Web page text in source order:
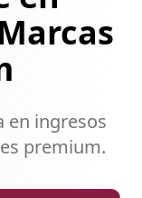
en ingresos
premium.